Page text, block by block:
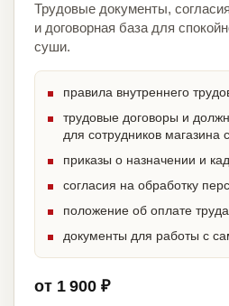
Трудовые документы,
и договорная база для
суши.
правила внутреннего
трудовые договоры и
для сотрудников магазина
приказы о назначении и
согласия на обработку
положение об оплате труда
документы для работы с
от 1 900 ₽